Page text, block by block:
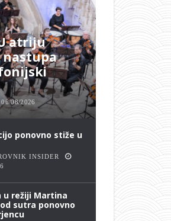
U atriju
nastupa
06/08/2026
ponovno stiže u
INSIDER
u režiji Martina
sutra ponovno